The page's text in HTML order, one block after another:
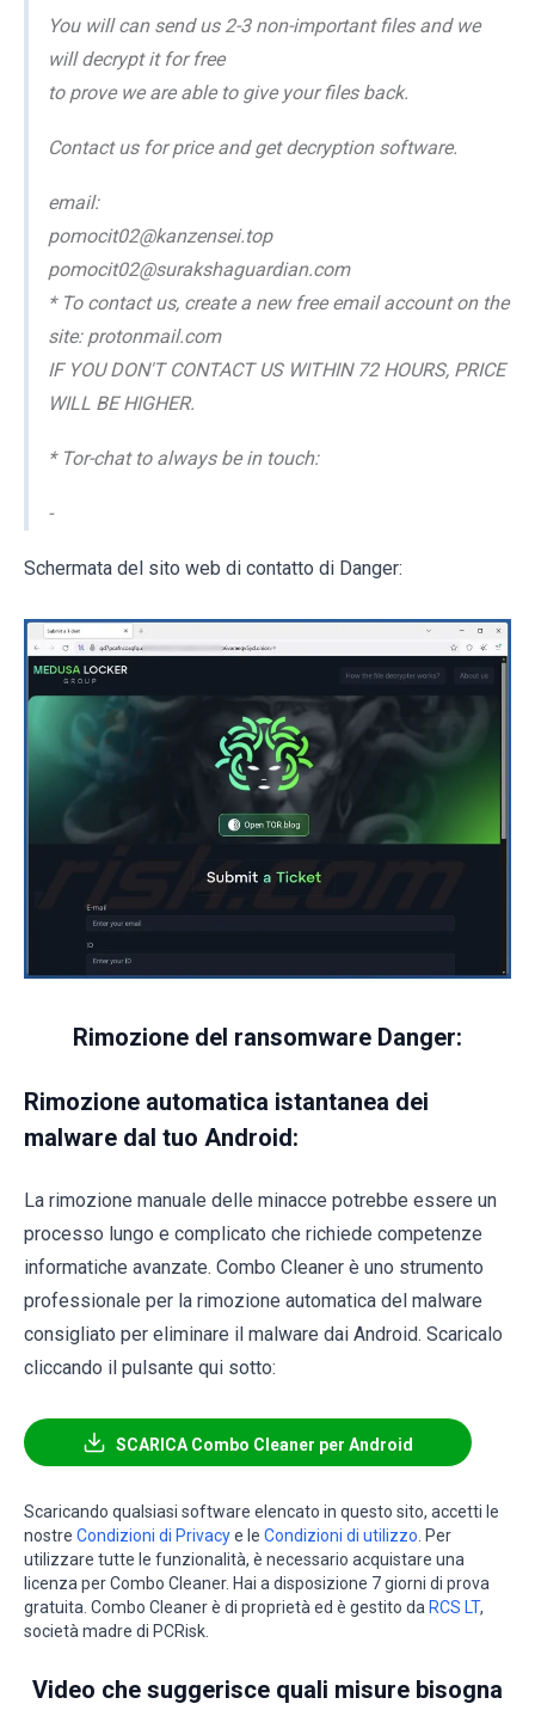
You will can send us 2-3 non-important files and we
will decrypt it for free
to prove we are able to give your files back.
Contact us for price and get decryption software.
email:
pomocit02@kanzensei.top
pomocit02@surakshaguardian.com
* To contact us, create a new free email account on the
site: protonmail.com
IF YOU DON'T CONTACT US WITHIN 72 HOURS, PRICE
WILL BE HIGHER.
* Tor-chat to always be in touch:
-
Schermata del sito web di contatto di Danger:
Rimozione del ransomware Danger:
Rimozione automatica istantanea dei
malware dal tuo Android:
La rimozione manuale delle minacce potrebbe essere un
processo lungo e complicato che richiede competenze
informatiche avanzate. Combo Cleaner è uno strumento
professionale per la rimozione automatica del malware
consigliato per eliminare il malware dai Android. Scaricalo
cliccando il pulsante qui sotto:
SCARICA Combo Cleaner per Android
Scaricando qualsiasi software elencato in questo sito, accetti le
nostre Condizioni di Privacye le Condizioni di utilizzo . Per
utilizzare tutte le funzionalità, è necessario acquistare una
licenza per Combo Cleaner. Hai a disposizione 7 giorni di prova
gratuita. Combo Cleaner è di proprietà ed è gestito da RCS LT,
società madre di PCRisk.
Video che suggerisce quali misure bisogna